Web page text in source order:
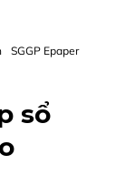
SGGP Epaper
sổ